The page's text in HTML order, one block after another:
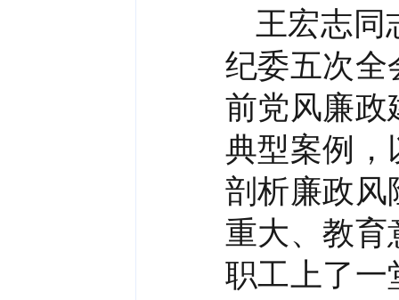
王宏志同
纪委五次
前党风廉
典型案例
剖析廉政
重大、教
职工上了